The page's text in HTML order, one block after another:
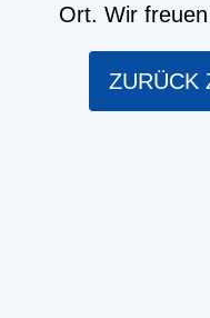
Ort. Wir
ZURÜCK